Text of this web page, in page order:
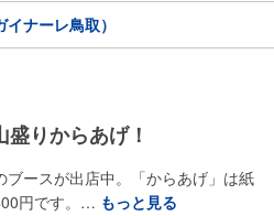
ナーレ鳥取）
りからあげ！
ースが出店中。「からあげ」は紙
円です。… もっと見る